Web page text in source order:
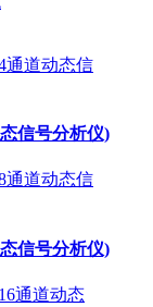
信号分析仪)
信号分析仪)